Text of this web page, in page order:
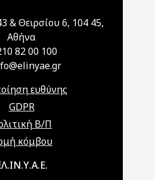
& Θειρσίου 6, 104 45,
Αθήνα
82 00 100
ευθύνης
GDPR
Β/Π
κόμβου